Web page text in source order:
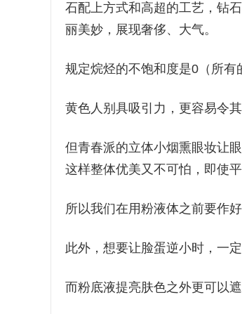
石配上方式和高超的工艺，钻
丽美妙，展现奢侈、大气。
规定烷烃的不饱和度是0（所有
黄色人别具吸引力，更容易令
但青春派的立体小烟熏眼妆让
这样整体优美又不可怕，即使
所以我们在用粉液体之前要作好
此外，想要让脸蛋逆小时，一
而粉底液提亮肤色之外更可以